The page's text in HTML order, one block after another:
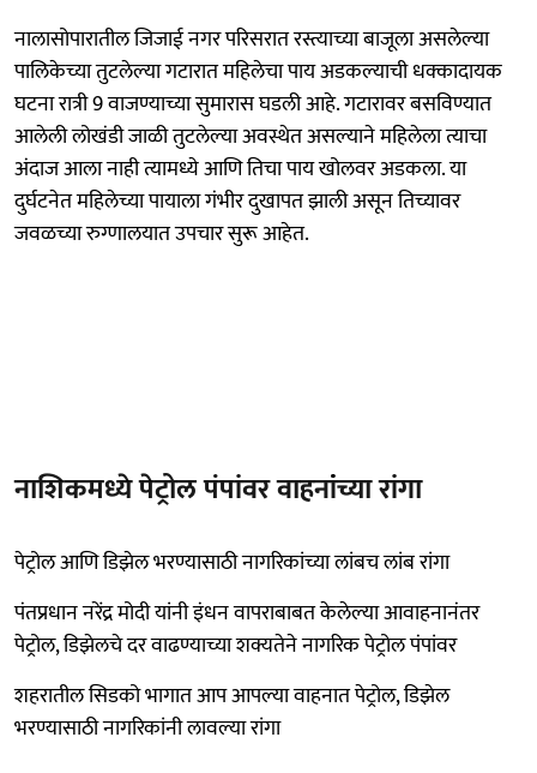
नालासोपारातील जिजाई नगर परिसरात रस्त्याच्या बाजूला असलेल्या
पालिकेच्या तुटलेल्या गटारात महिलेचा पाय अडकल्याची धक्कादायक
घटना रात्री 9 वाजण्याच्या सुमारास घडली आहे. गटारावर बसविण्यात
आलेली लोखंडी जाळी तुटलेल्या अवस्थेत असल्याने महिलेला त्याचा
अंदाज आला नाही त्यामध्ये आणि तिचा पाय खोलवर अडकला. या
दुर्घटनेत महिलेच्या पायाला गंभीर दुखापत झाली असून तिच्यावर
जवळच्या रुग्णालयात उपचार सुरू आहेत.
नाशिकमध्ये पेट्रोल पंपांवर वाहनांंच्या रांगा
पेट्रोल आणि डिझेल भरण्यासाठी नागरिकांच्या लांबच लांब रांगा
पंतप्रधान नरेंद्र मोदी यांनी इंधन वापराबाबत केलेल्या आवाहनानंतर
पेट्रोल, डिझेलचे दर वाढण्याच्या शक्यतेने नागरिक पेट्रोल पंपांवर
शहरातील सिडको भागात आप आपल्या वाहनात पेट्रोल, डिझेल
भरण्यासाठी नागरिकांनी लावल्या रांगा